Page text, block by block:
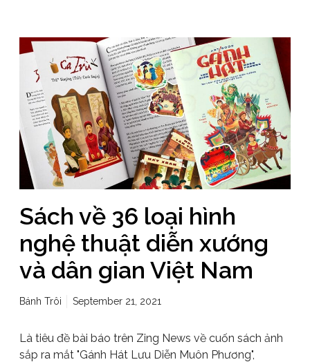
Sách về 36 loại hình
nghệ thuật diễn xướng
và dân gian Việt Nam
Bánh Trôi September 21, 2021
Là tiêu đề bài báo trên Zing News về cuốn sách ảnh
sắp ra mắt "Gánh Hát Lưu Diễn Muôn Phương",